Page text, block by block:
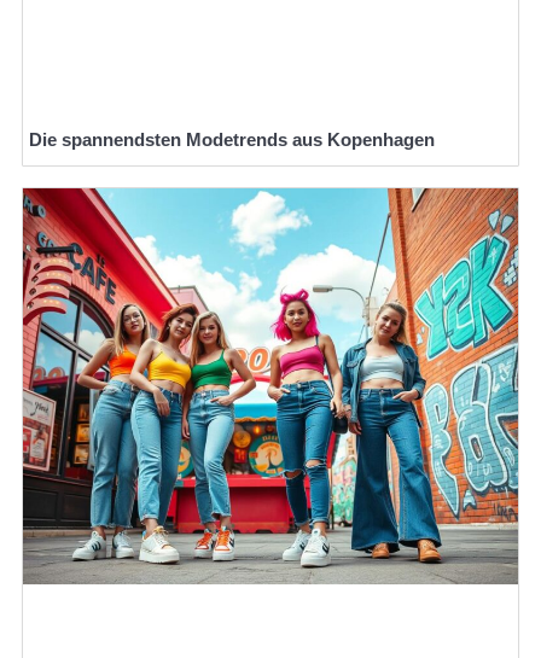
Die spannendsten Modetrends aus Kopenhagen